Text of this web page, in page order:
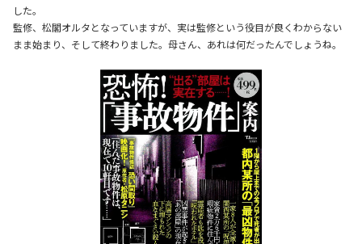
した。
監修、松閣オルタとなっていますが、実は監修という役目が良くわからない
まま始まり、そして終わりました。母さん、あれは何だったんでしょうね。